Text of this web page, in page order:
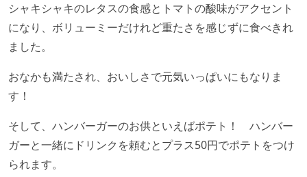
シャキシャキのレタスの食感とトマトの酸味がアクセント
になり、ボリューミーだけれど重たさを感じずに食べきれ
ました。
おなかも満たされ、おいしさで元気いっぱいにもなりま
す！
そして、ハンバーガーのお供といえばポテト！ ハンバー
ガーと一緒にドリンクを頼むとプラス50円でポテトをつけ
られます。